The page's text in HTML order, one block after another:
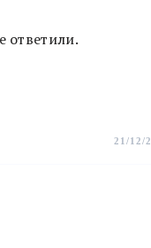
ответили.
21/12/